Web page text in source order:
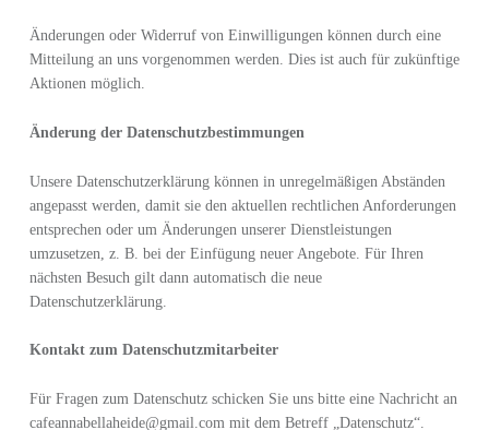
Änderungen oder Widerruf von Einwilligungen können durch eine
Mitteilung an uns vorgenommen werden. Dies ist auch für zukünftige
Aktionen möglich.
Änderung der Datenschutzbestimmungen
Unsere Datenschutzerklärung können in unregelmäßigen Abständen
angepasst werden, damit sie den aktuellen rechtlichen Anforderungen
entsprechen oder um Änderungen unserer Dienstleistungen
umzusetzen, z. B. bei der Einfügung neuer Angebote. Für Ihren
nächsten Besuch gilt dann automatisch die neue
Datenschutzerklärung.
Kontakt zum Datenschutzmitarbeiter
Für Fragen zum Datenschutz schicken Sie uns bitte eine Nachricht an
cafeannabellaheide@gmail.com mit dem Betreff „Datenschutz“.